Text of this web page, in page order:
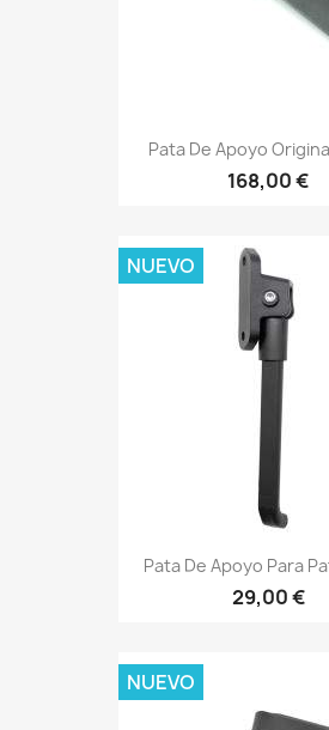
Pata De Apoyo
168,00 €
Pata De Apoyo Para
29,00 €
NUEVO
NUEVO